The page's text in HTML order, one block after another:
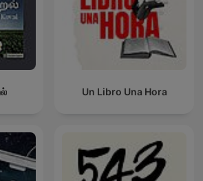
Un Libro Una Hora